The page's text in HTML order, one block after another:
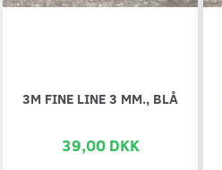
3M FINE LINE 3 MM., BLÅ
39,00 DKK